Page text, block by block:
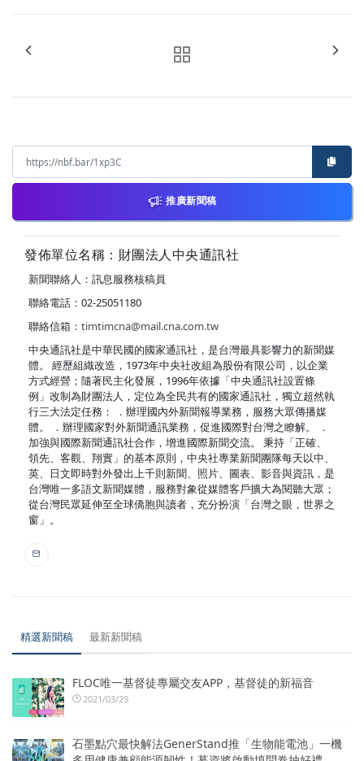
推廣新聞稿
發佈單位名稱：財團法人中央通訊社
新聞聯絡人：訊息服務核稿員
聯絡電話：02-25051180
聯絡信箱： timtimcna@mail.cna.com.tw
中央通訊社是中華民國的國家通訊社，是台灣最具影響力的新聞媒
體。 經歷組織改造，1973年中央社改組為股份有限公司，以企業
方式經營；隨著民主化發展，1996年依據「中央通訊社設置條
例」改制為財團法人，定位為全民共有的國家通訊社，獨立超然執
行三大法定任務： ．辦理國內外新聞報導業務，服務大眾傳播媒
體。 ．辦理國家對外新聞通訊業務，促進國際對台灣之瞭解。 ．
加強與國際新聞通訊社合作，增進國際新聞交流。 秉持「正確、
領先、客觀、翔實」的基本原則，中央社專業新聞團隊每天以中、
英、日文即時對外發出上千則新聞、照片、圖表、影音與資訊，是
台灣唯一多語文新聞媒體，服務對象從媒體客戶擴大為閱聽大眾；
從台灣民眾延伸至全球僑胞與讀者，充分扮演「台灣之眼，世界之
窗」。
精選新聞稿 最新新聞稿
FLOC唯一基督徒專屬交友APP，基督徒的新福音
2021/03/29
石墨點穴最快解法GenerStand推「生物能電池」一機